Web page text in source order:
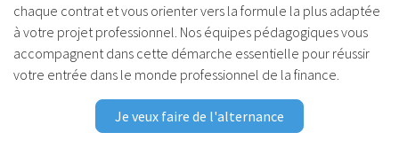
chaque contrat et vous orienter vers la formule la plus adaptée
à votre projet professionnel. Nos équipes pédagogiques vous
accompagnent dans cette démarche essentielle pour réussir
votre entrée dans le monde professionnel de la finance.
Je veux faire de l'alternance